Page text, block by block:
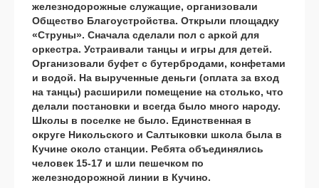
железнодорожные служащие, организовали
Общество Благоустройства. Открыли площадку
«Струны». Сначала сделали пол с аркой для
оркестра. Устраивали танцы и игры для детей.
Организовали буфет с бутербродами, конфетами
и водой. На вырученные деньги (оплата за вход
на танцы) расширили помещение на столько, что
делали постановки и всегда было много народу.
Школы в поселке не было. Единственная в
округе Никольского и Салтыковки школа была в
Кучине около станции. Ребята объединялись
человек 15-17 и шли пешечком по
железнодорожной линии в Кучино.